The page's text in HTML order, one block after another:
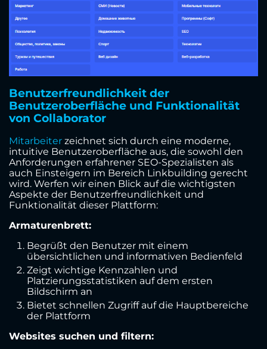
Benutzerfreundlichkeit der
Benutzeroberfläche und Funktionalität
von Collaborator
Mitarbeiter zeichnet sich durch eine moderne,
intuitive Benutzeroberfläche aus, die sowohl den
Anforderungen erfahrener SEO-Spezialisten als
auch Einsteigern im Bereich Linkbuilding gerecht
wird. Werfen wir einen Blick auf die wichtigsten
Aspekte der Benutzerfreundlichkeit und
Funktionalität dieser Plattform:
Armaturenbrett:
Begrüßt den Benutzer mit einem
übersichtlichen und informativen Bedienfeld
Zeigt wichtige Kennzahlen und
Platzierungsstatistiken auf dem ersten
Bildschirm an
Bietet schnellen Zugriff auf die Hauptbereiche
der Plattform
Websites suchen und filtern: